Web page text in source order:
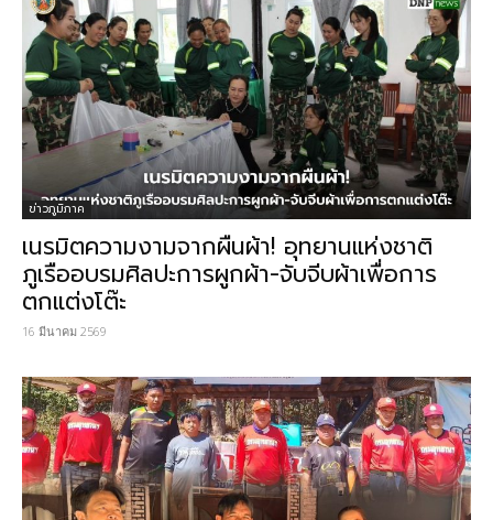
ข่าวภูมิภาค
เนรมิตความงามจากผืนผ้า! อุทยานแห่งชาติ
ภูเรืออบรมศิลปะการผูกผ้า-จับจีบผ้าเพื่อการ
ตกแต่งโต๊ะ
16 มีนาคม 2569